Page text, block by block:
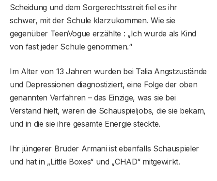
Scheidung und dem Sorgerechtsstreit fiel es ihr
schwer, mit der Schule klarzukommen. Wie sie
gegenüber TeenVogue erzählte : „Ich wurde als Kind
von fast jeder Schule genommen.“
Im Alter von 13 Jahren wurden bei Talia Angstzustände
und Depressionen diagnostiziert, eine Folge der oben
genannten Verfahren – das Einzige, was sie bei
Verstand hielt, waren die Schauspieljobs, die sie bekam,
und in die sie ihre gesamte Energie steckte.
Ihr jüngerer Bruder Armani ist ebenfalls Schauspieler
und hat in „Little Boxes“ und „CHAD“ mitgewirkt.